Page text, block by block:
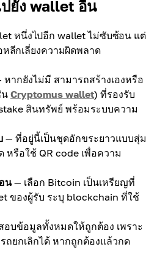
ยัง wallet อื่น
หนึ่งไปอีก wallet ไม่ซับซ้อน แต่
หลีกเลี่ยงความผิดพลาด
หากยังไม่มี สามารถสร้างเองหรือ
น Cryptomus wallet) ที่รองรับ
สินทรัพย์ พร้อมระบบความ
— ที่อยู่นี้เป็นชุดอักขระยาวแบบสุ่ม
หรือใช้ QR code เพื่อความ
น— เลือก Bitcoin เป็นเหรียญที่
ของผู้รับ ระบุ blockchain ที่ใช้
อบข้อมูลทั้งหมดให้ถูกต้อง เพราะ
ถยกเลิกได้ หากถูกต้องแล้วกด